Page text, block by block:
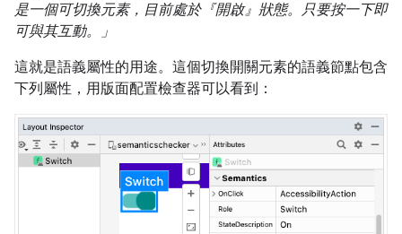
是一個可切換元素，目前處於『開啟』狀態。只要按一下即
可與其互動。」
這就是語義屬性的用途。這個切換開關元素的語義節點包含
下列屬性，用版面配置檢查器可以看到：